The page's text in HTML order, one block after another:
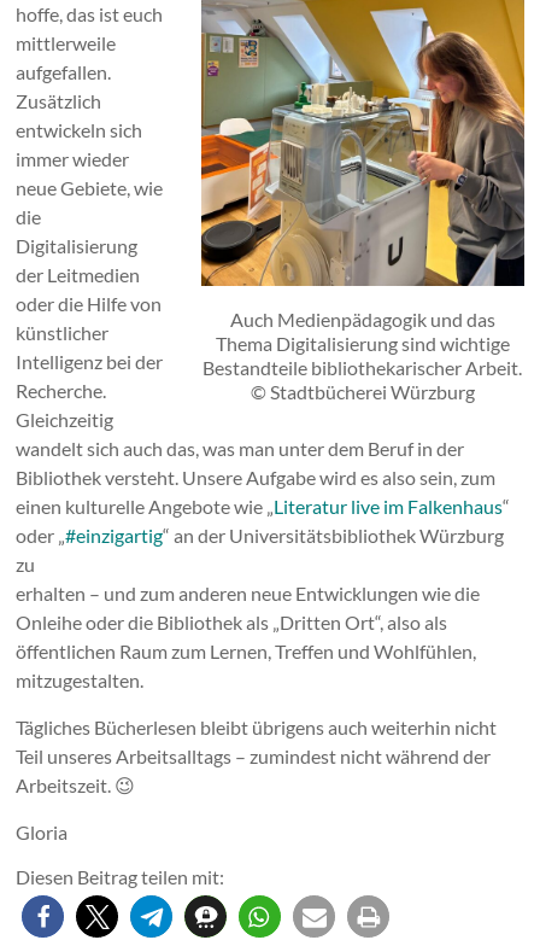
Auch Medienpädagogik und das
Thema Digitalisierung sind wichtige
Bestandteile bibliothekarischer Arbeit.
© Stadtbücherei Würzburg
hoffe, das ist euch
mittlerweile
aufgefallen.
Zusätzlich
entwickeln sich
immer wieder
neue Gebiete, wie
die
Digitalisierung
der Leitmedien
oder die Hilfe von
künstlicher
Intelligenz bei der
Recherche.
Gleichzeitig
wandelt sich auch das, was man unter dem Beruf in der
Bibliothek versteht. Unsere Aufgabe wird es also sein, zum
einen kulturelle Angebote wie „ Literatur live im Falkenhaus“
oder „#einzigartig“ an der Universitätsbibliothek Würzburg
zu
erhalten – und zum anderen neue Entwicklungen wie die
Onleihe oder die Bibliothek als „Dritten Ort“, also als
öffentlichen Raum zum Lernen, Treffen und Wohlfühlen,
mitzugestalten.
Tägliches Bücherlesen bleibt übrigens auch weiterhin nicht
Teil unseres Arbeitsalltags – zumindest nicht während der
Arbeitszeit. 😉
Gloria
Diesen Beitrag teilen mit: